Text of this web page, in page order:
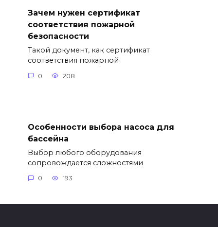
Зачем нужен сертификат
соответствия пожарной
безопасности
Такой документ, как сертификат
соответствия пожарной
0 208
Особенности выбора насоса для
бассейна
Выбор любого оборудования
сопровождается сложностями
0 193